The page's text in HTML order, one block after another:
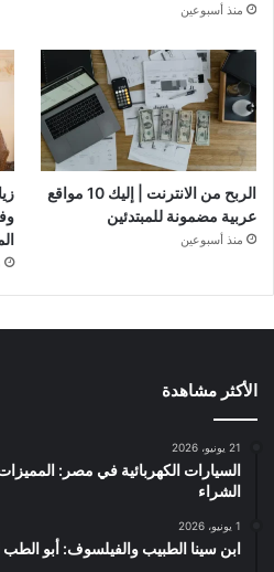
منذ أسبوعين
الربح من الانترنت | إليك 10 مواقع
عربية مضمونة للمبتدئين
منذ أسبوعين
الأكثر مشاهدة
21 يونيو، 2026
السيارات الكهربائية في مصر:
الشراء
1 يونيو، 2026
ابن سينا الطبيب والفيلسوف: أبو